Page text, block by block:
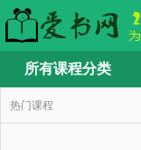
所有课程分类
热门课程